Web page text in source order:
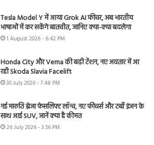
Tesla Model Y में आया Grok AI फीचर, अब भारतीय
भाषाओं में कर सकेंगे बातचीत, जानिए क्या-क्या बदलेगा
1 August 2026 - 6:42 PM
Honda City और Verna की बढ़ी टेंशन, नए अवतार में आ
रही Skoda Slavia Facelift
30 July 2026 - 7:48 PM
नई मारुति ब्रेजा फेसलिफ्ट लॉन्च, नए फीचर्स और टर्बो इंजन के
साथ आई SUV, जानें क्या है कीमत
26 July 2026 - 3:56 PM